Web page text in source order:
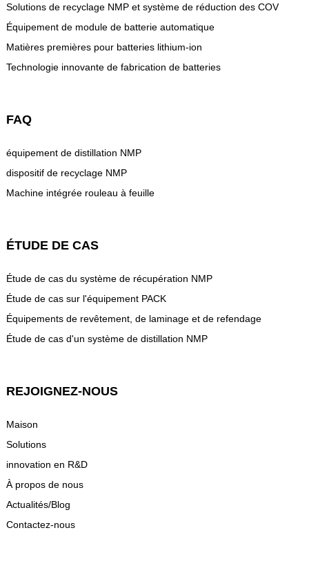
Solutions de recyclage NMP et système de réduction des COV
Équipement de module de batterie automatique
Matières premières pour batteries lithium-ion
Technologie innovante de fabrication de batteries
FAQ
équipement de distillation NMP
dispositif de recyclage NMP
Machine intégrée rouleau à feuille
ÉTUDE DE CAS
Étude de cas du système de récupération NMP
Étude de cas sur l'équipement PACK
Équipements de revêtement, de laminage et de refendage
Étude de cas d'un système de distillation NMP
REJOIGNEZ-NOUS
Maison
Solutions
innovation en R&D
À propos de nous
Actualités/Blog
Contactez-nous